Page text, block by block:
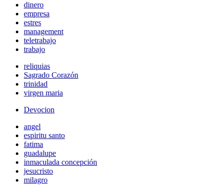
dinero
empresa
estres
management
teletrabajo
trabajo
reliquias
Sagrado Corazón
trinidad
virgen maria
Devocion
angel
espiritu santo
fatima
guadalupe
inmaculada concepción
jesucristo
milagro